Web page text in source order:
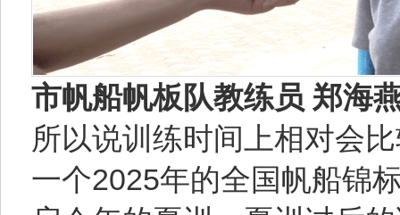
市帆船帆板队教练员 郑海
所以说训练时间上相对会
一个2025年的全国帆船锦